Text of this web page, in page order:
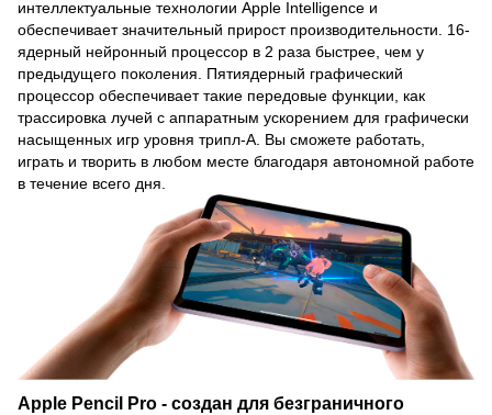
интеллектуальные технологии Apple Intelligence и
обеспечивает значительный прирост производительности. 16-
ядерный нейронный процессор в 2 раза быстрее, чем у
предыдущего поколения. Пятиядерный графический
процессор обеспечивает такие передовые функции, как
трассировка лучей с аппаратным ускорением для графически
насыщенных игр уровня трипл-А. Вы сможете работать,
играть и творить в любом месте благодаря автономной работе
в течение всего дня.
Apple Pencil Pro - создан для безграничного